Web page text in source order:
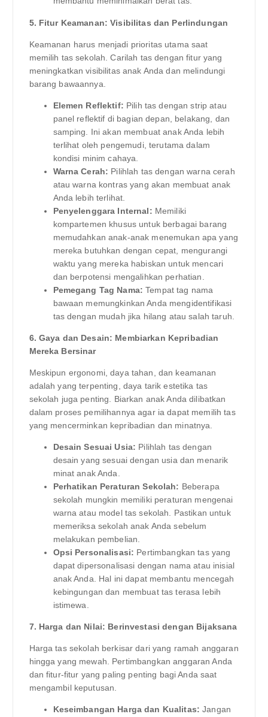
5. Fitur Keamanan: Visibilitas dan Perlindungan
Keamanan harus menjadi prioritas utama saat
memilih tas sekolah. Carilah tas dengan fitur yang
meningkatkan visibilitas anak Anda dan melindungi
barang bawaannya.
Elemen Reflektif: Pilih tas dengan strip atau
panel reflektif di bagian depan, belakang, dan
samping. Ini akan membuat anak Anda lebih
terlihat oleh pengemudi, terutama dalam
kondisi minim cahaya.
Warna Cerah: Pilihlah tas dengan warna cerah
atau warna kontras yang akan membuat anak
Anda lebih terlihat.
Penyelenggara Internal: Memiliki
kompartemen khusus untuk berbagai barang
memudahkan anak-anak menemukan apa yang
mereka butuhkan dengan cepat, mengurangi
waktu yang mereka habiskan untuk mencari
dan berpotensi mengalihkan perhatian.
Pemegang Tag Nama: Tempat tag nama
bawaan memungkinkan Anda mengidentifikasi
tas dengan mudah jika hilang atau salah taruh.
6. Gaya dan Desain: Membiarkan Kepribadian
Mereka Bersinar
Meskipun ergonomi, daya tahan, dan keamanan
adalah yang terpenting, daya tarik estetika tas
sekolah juga penting. Biarkan anak Anda dilibatkan
dalam proses pemilihannya agar ia dapat memilih tas
yang mencerminkan kepribadian dan minatnya.
Desain Sesuai Usia: Pilihlah tas dengan
desain yang sesuai dengan usia dan menarik
minat anak Anda.
Perhatikan Peraturan Sekolah: Beberapa
sekolah mungkin memiliki peraturan mengenai
warna atau model tas sekolah. Pastikan untuk
memeriksa sekolah anak Anda sebelum
melakukan pembelian.
Opsi Personalisasi: Pertimbangkan tas yang
dapat dipersonalisasi dengan nama atau inisial
anak Anda. Hal ini dapat membantu mencegah
kebingungan dan membuat tas terasa lebih
istimewa.
7. Harga dan Nilai: Berinvestasi dengan Bijaksana
Harga tas sekolah berkisar dari yang ramah anggaran
hingga yang mewah. Pertimbangkan anggaran Anda
dan fitur-fitur yang paling penting bagi Anda saat
mengambil keputusan.
Keseimbangan Harga dan Kualitas: Jangan